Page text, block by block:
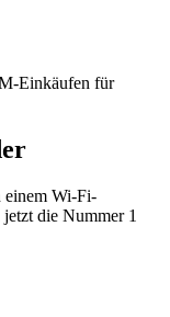
Einkäufen für
einem Wi-Fi-
die Nummer 1